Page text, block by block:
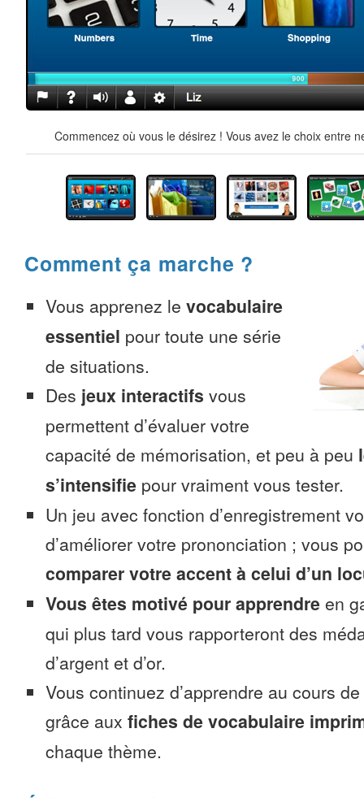
Commencez où vous le désirez ! Vous avez le choix entre
Comment ça marche ?
Vous apprenez le vocabulaire
essentiel pour toute une série
de situations.
Des jeux interactifs vous
permettent d’évaluer votre
capacité de mémorisation, et peu à peu
s’intensifie pour vraiment vous tester.
Un jeu avec fonction d’enregistrement
d’améliorer votre prononciation ; vous
comparer votre accent à celui d’un
Vous êtes motivé pour apprendre en
qui plus tard vous rapporteront des
d’argent et d’or.
Vous continuez d’apprendre au cours
grâce aux fiches de vocabulaire
chaque thème.